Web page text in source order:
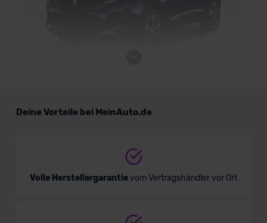
Deine Vorteile bei MeinAuto.de
Volle Herstellergarantievom Vertragshändler vor Ort